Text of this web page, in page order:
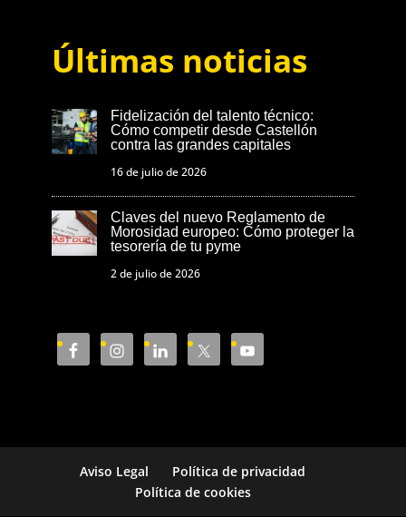
Últimas noticias
Fidelización del talento técnico:
Cómo competir desde Castellón
contra las grandes capitales
16 de julio de 2026
Claves del nuevo Reglamento de
Morosidad europeo: Cómo proteger la
tesorería de tu pyme
2 de julio de 2026
Aviso Legal
Política de privacidad
Política de cookies